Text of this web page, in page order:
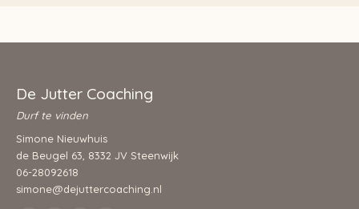
De Jutter Coaching
Durf te vinden
Simone Nieuwhuis
de Beugel 63, 8332 JV Steenwijk
06-28092618
simone@dejuttercoaching.nl